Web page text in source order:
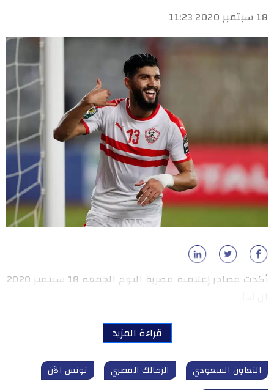
18 سبتمبر 2020 11:23
أكدت مصادر إعلامية مصرية اليوم الجمعة 18 سبتمبر 2020
قراءة المزيد
التعاون السعودي الزمالك المصري
تونس الآن